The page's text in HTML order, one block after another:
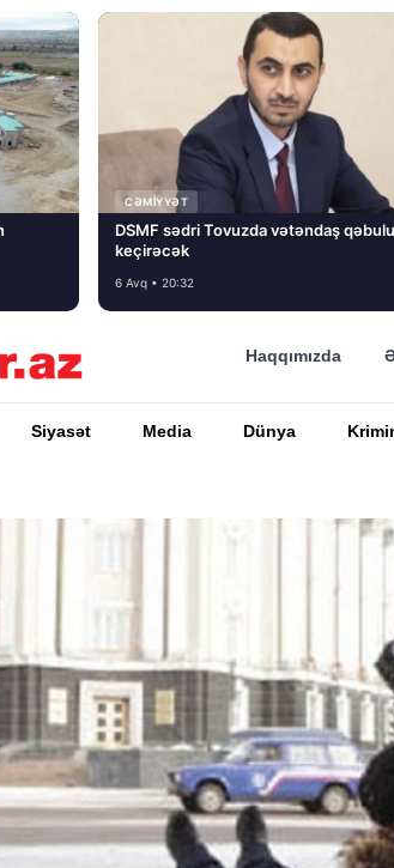
CƏMIYYƏT
DSMF sədri Tovuzda vətəndaş qəbulu
keçirəcək
6 Avq • 20:32
Haqqımızda
Siyasət Media Dünya